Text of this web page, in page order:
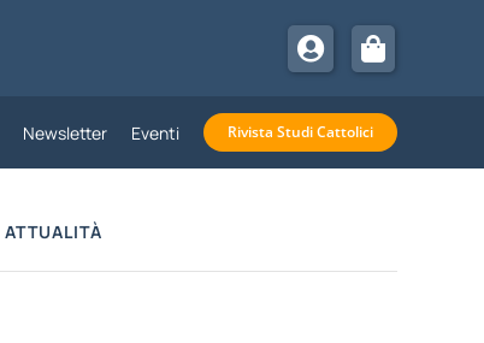
Newsletter Eventi Rivista Studi Cattolici
ATTUALITÀ